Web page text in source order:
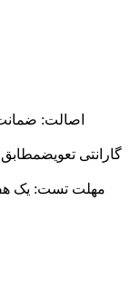
اصالت:
گارانتی تعویض
مهلت تست: یک